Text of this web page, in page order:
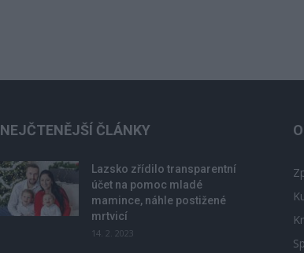
NEJČTENĚJŠÍ ČLÁNKY
Lazsko zřídilo transparentní
účet na pomoc mladé
mamince, náhle postižené
mrtvicí
14. 2. 2023